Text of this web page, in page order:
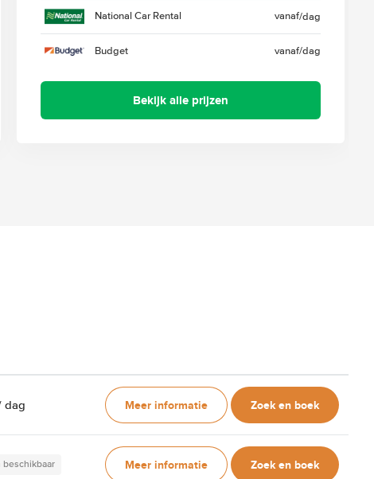
National Car Rental vanaf/dag
Budget vanaf/dag
Bekijk alle prijzen
dag Meer informatie Zoek en boek
beschikbaar Meer informatie Zoek en boek